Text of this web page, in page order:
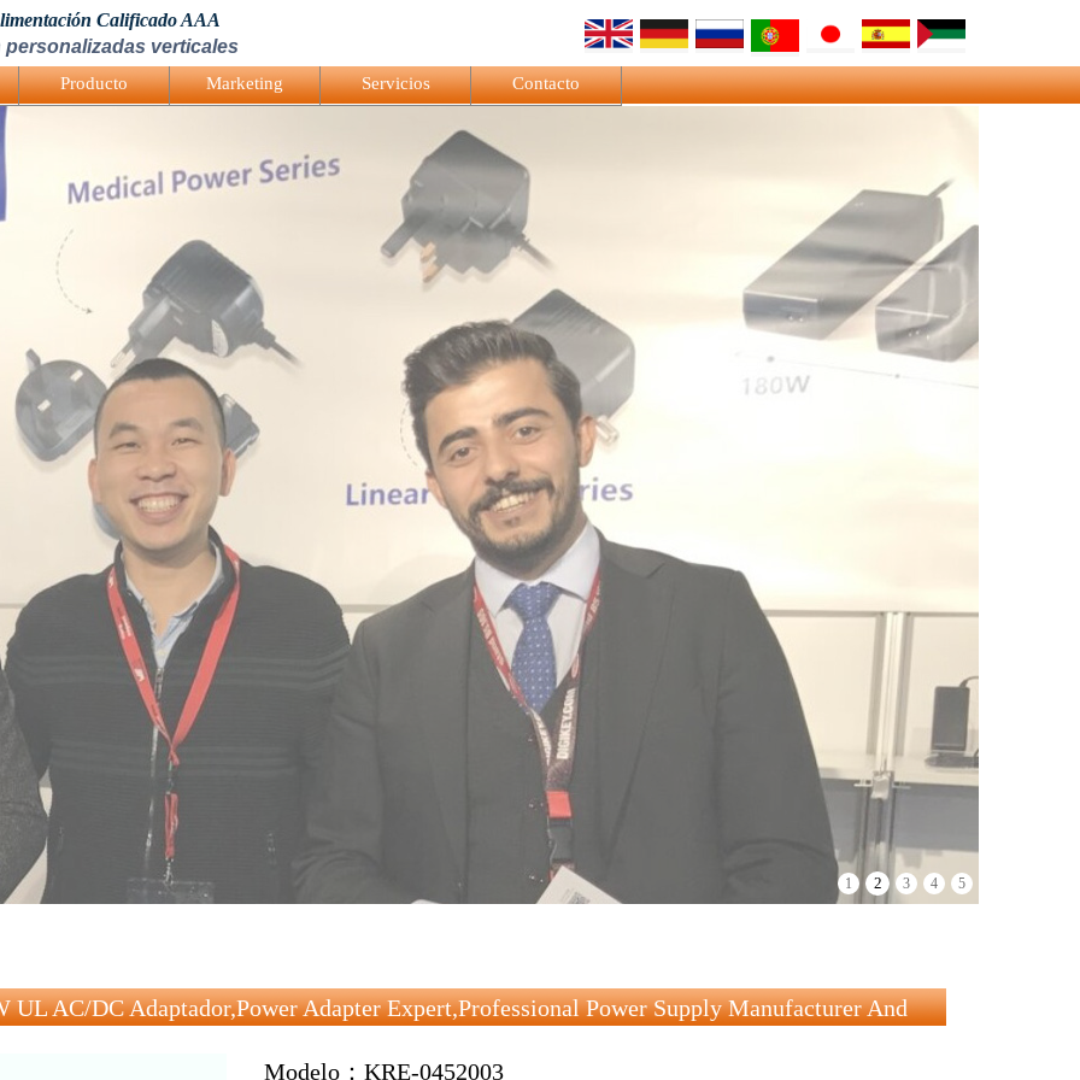
Calificado AAA
verticales
Producto Marketing Servicios Contacto
1 2 3 4 5
UL AC/DC Adaptador,Power Adapter Expert,professional Power Supply Manufacturer And
Modelo：KRE-0452003